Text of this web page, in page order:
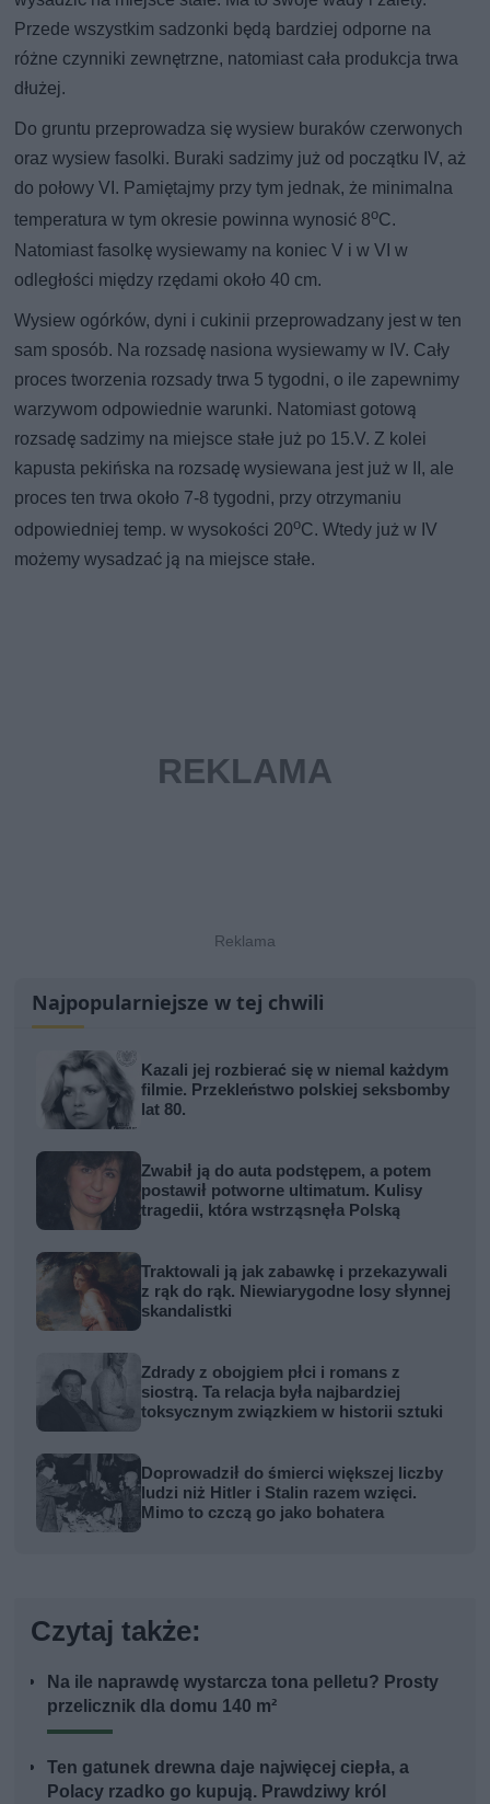
Przede wszystkim sadzonki będą bardziej odporne na
różne czynniki zewnętrzne, natomiast cała produkcja trwa
dłużej.
Do gruntu przeprowadza się wysiew buraków czerwonych
oraz wysiew fasolki. Buraki sadzimy już od początku IV, aż
do połowy VI. Pamiętajmy przy tym jednak, że minimalna
temperatura w tym okresie powinna wynosić 8oC.
Natomiast fasolkę wysiewamy na koniec V i w VI w
odległości między rzędami około 40 cm.
Wysiew ogórków, dyni i cukinii przeprowadzany jest w ten
sam sposób. Na rozsadę nasiona wysiewamy w IV. Cały
proces tworzenia rozsady trwa 5 tygodni, o ile zapewnimy
warzywom odpowiednie warunki. Natomiast gotową
rozsadę sadzimy na miejsce stałe już po 15.V. Z kolei
kapusta pekińska na rozsadę wysiewana jest już w II, ale
proces ten trwa około 7-8 tygodni, przy otrzymaniu
odpowiedniej temp. w wysokości 20oC. Wtedy już w IV
możemy wysadzać ją na miejsce stałe.
Najpopularniejsze w tej chwili
Kazali jej rozbierać się w niemal każdym
filmie. Przekleństwo polskiej seksbomby
lat 80.
Zwabił ją do auta podstępem, a potem
postawił potworne ultimatum. Kulisy
tragedii, która wstrząsnęła Polską
Traktowali ją jak zabawkę i przekazywali
z rąk do rąk. Niewiarygodne losy słynnej
skandalistki
Zdrady z obojgiem płci i romans z
siostrą. Ta relacja była najbardziej
toksycznym związkiem w historii sztuki
Doprowadził do śmierci większej liczby
ludzi niż Hitler i Stalin razem wzięci.
Mimo to czczą go jako bohatera
Czytaj także:
Na ile naprawdę wystarcza tona pelletu? Prosty
przelicznik dla domu 140 m²
Ten gatunek drewna daje najwięcej ciepła, a
Polacy rzadko go kupują. Prawdziwy król